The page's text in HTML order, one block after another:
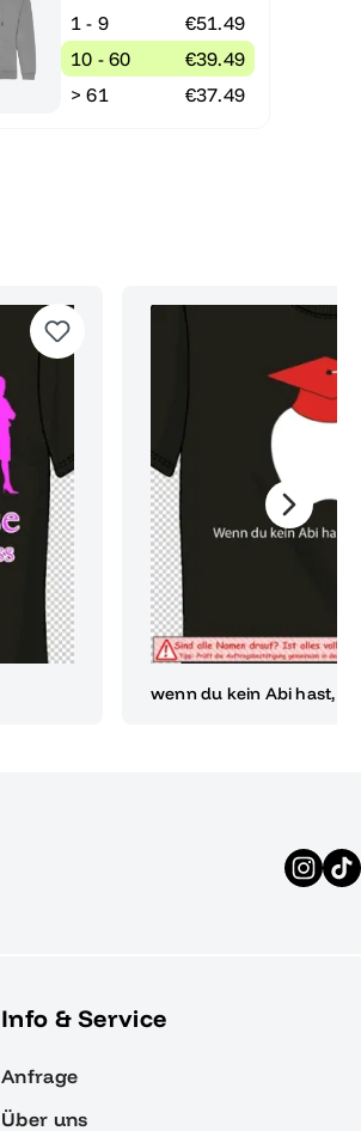
1 - 9
€51.49
10 - 60
€39.49
> 61
€37.49
wenn du kein Abi hast,
Info & Service
Anfrage
Über uns